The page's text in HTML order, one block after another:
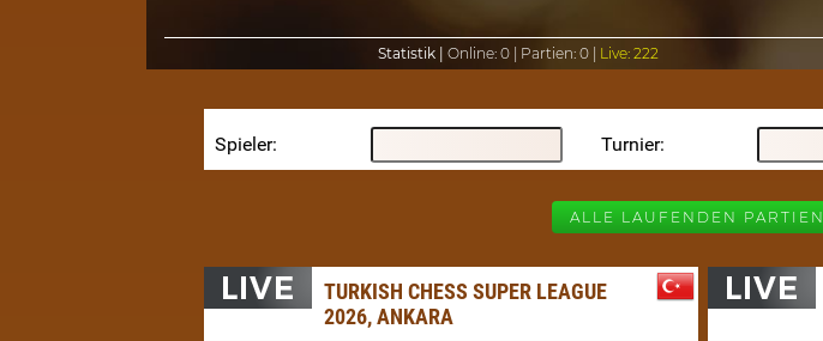
Statistik | Online:0 | Partien:0 | Live:222
Spieler Turnier
ALLE LAUFENDEN PARTIEN
TURKISH CHESS SUPER LEAGUE
2026, ANKARA